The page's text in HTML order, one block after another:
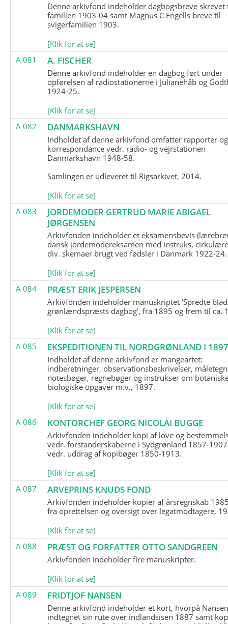
Denne arkivfond indeholder dagbogsbreve skrevet
familien 1903-04 samt Magnus C Engells breve til
svigerfamilien 1903.
[Klik for at se]
A 081
A. FISCHER
Denne arkivfond indeholder en dagbog ført under
opførelsen af radiostationerne i Julianehåb og
1924-25.
[Klik for at se]
A 082
DANMARKSHAVN
Indholdet af denne arkivfond omfatter rapporter og
korrespondance vedr. radio- og vejrstationen
Danmarkshavn 1948-58.
Samlingen er udleveret til Rigsarkivet, 2014.
[Klik for at se]
A 083
JORDEMODER GERTRUD MARIE ABIGAEL
JØRGENSEN
Arkivfonden indeholder et eksamensbevis
dansk jordemodereksamen med instruks,
div. skemaer brugt ved fødsler i Danmark 1922-24.
[Klik for at se]
A 084
PRÆST ERIK JESPERSEN
Arkivfonden indeholder manuskriptet 'Spredte
grønlændspræsts dagbog', fra 1895 og frem til ca.
[Klik for at se]
A 085
EKSPEDITIONEN TIL NORDGRØNLAND I
Indholdet af denne arkivfond er mangeartet:
indberetninger, observationsbeskrivelser,
notesbøger, regnebøger og instrukser om
biologiske opgaver m.v., 1897.
[Klik for at se]
A 086
KONTORCHEF GEORG NICOLAI BUGGE
Arkivfonden indeholder kopi af love og
vedr. forstanderskaberne i Sydgrønland 1857-
vedr. uddrag af kopibøger 1850-1913.
[Klik for at se]
A 087
ARVEPRINS KNUDS FOND
Arkivfonden indeholder kopier af årsregnskab
fra oprettelsen og oversigt over legatmodtagere,
[Klik for at se]
A 088
PRÆST OG FORFATTER OTTO SANDGREEN
Arkivfonden indeholder fire manuskripter.
[Klik for at se]
A 089
FRIDTJOF NANSEN
Denne arkivfond indeholder et kort, hvorpå
indtegnet sin rute over indlandsisen 1887 samt